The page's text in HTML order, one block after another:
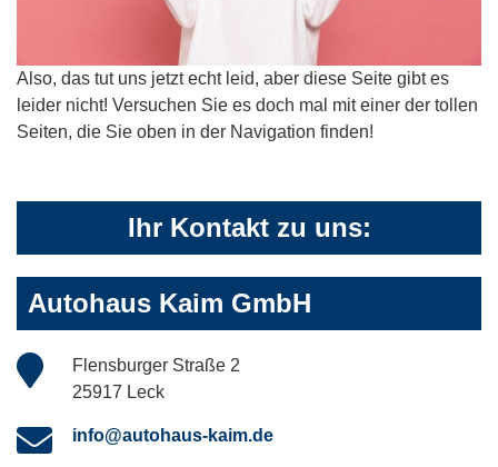
Also, das tut uns jetzt echt leid, aber diese Seite gibt es
leider nicht! Versuchen Sie es doch mal mit einer der tollen
Seiten, die Sie oben in der Navigation finden!
Ihr Kontakt zu uns:
Autohaus Kaim GmbH
Flensburger Straße 2
25917 Leck
info@autohaus-kaim.de